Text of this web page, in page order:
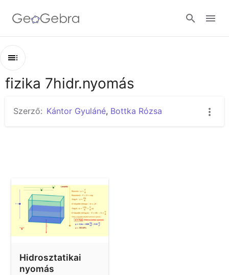
Google Classroom
GeoGebra Classroom
Áttekintés
fizika 7hidr.nyomás
Szerző: Kántor Gyuláné, Bottka Rózsa
Hidrosztatikai
nyomás